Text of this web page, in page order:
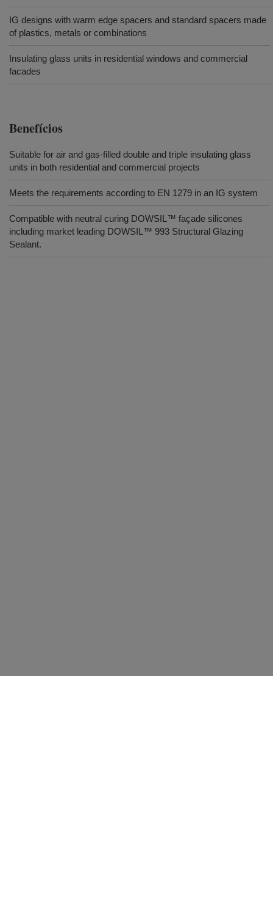
IG designs with warm edge spacers and standard spacers made
of plastics, metals or combinations
Insulating glass units in residential windows and commercial
facades
Benefícios
Suitable for air and gas-filled double and triple insulating glass
units in both residential and commercial projects
Meets the requirements according to EN 1279 in an IG system
Compatible with neutral curing DOWSIL™ façade silicones
including market leading DOWSIL™ 993 Structural Glazing
Sealant.